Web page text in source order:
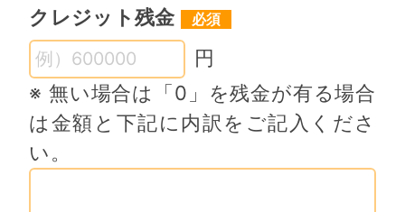
クレジット残金
円
※ 無い場合は「0」を残金が有る場合
は金額と下記に内訳をご記入くださ
い。